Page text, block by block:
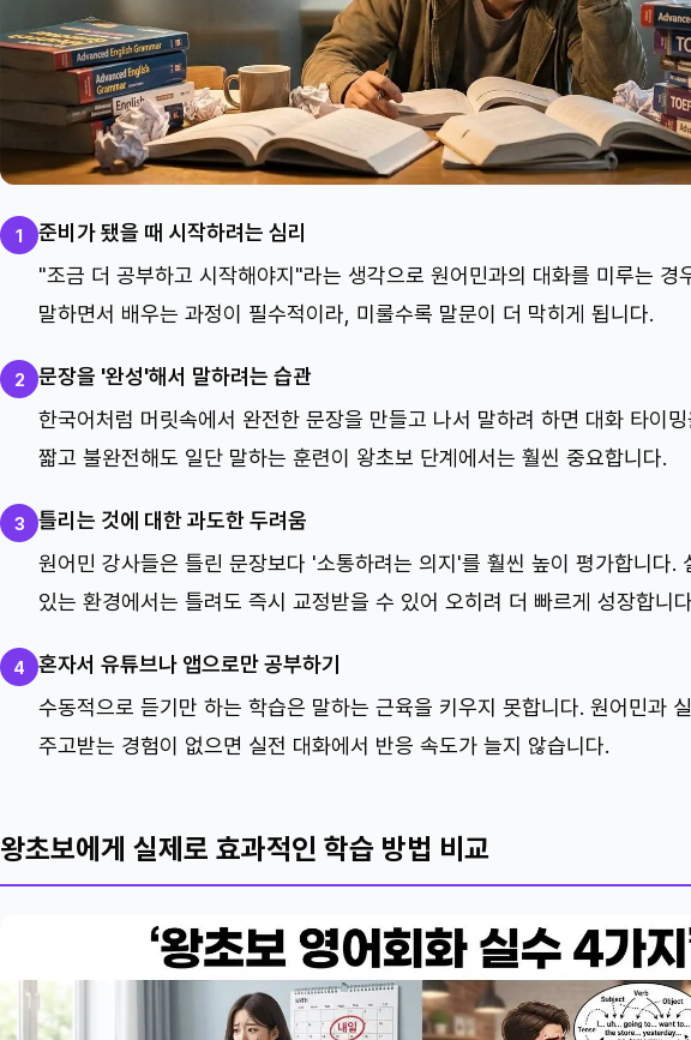
1
준비가 됐을 때 시작하려는 심리
"조금 더 공부하고 시작해야지"라는 생각으로 원어민과의 대화를 미루는 경
말하면서 배우는 과정이 필수적이라, 미룰수록 말문이 더 막히게 됩니다.
2
문장을 '완성'해서 말하려는 습관
한국어처럼 머릿속에서 완전한 문장을 만들고 나서 말하려 하면 대화 타이
짧고 불완전해도 일단 말하는 훈련이 왕초보 단계에서는 훨씬 중요합니다.
3
틀리는 것에 대한 과도한 두려움
원어민 강사들은 틀린 문장보다 '소통하려는 의지'를 훨씬 높이 평가합니다.
있는 환경에서는 틀려도 즉시 교정받을 수 있어 오히려 더 빠르게 성장합니
4
혼자서 유튜브나 앱으로만 공부하기
수동적으로 듣기만 하는 학습은 말하는 근육을 키우지 못합니다. 원어민과
주고받는 경험이 없으면 실전 대화에서 반응 속도가 늘지 않습니다.
왕초보에게 실제로 효과적인 학습 방법 비교